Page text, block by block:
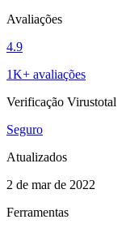
Avaliações
4.9
1K+ avaliações
Verificação Virustotal
Seguro
Atualizados
2 de mar de 2022
Ferramentas